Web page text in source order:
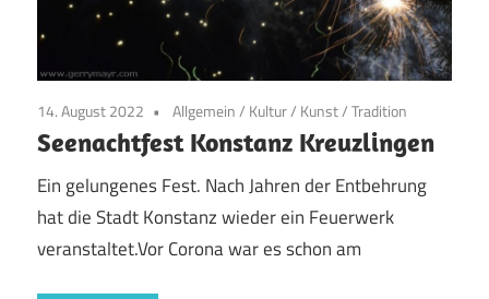
14. August 2022 Allgemein/ Kultur/ Kunst/Tradition
Seenachtfest Konstanz Kreuzlingen
Ein gelungenes Fest. Nach Jahren der Entbehrung
hat die Stadt Konstanz wieder ein Feuerwerk
veranstaltet.Vor Corona war es schon am